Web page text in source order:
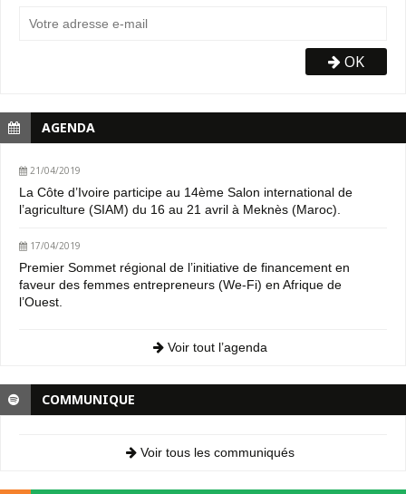
OK
AGENDA
21/04/2019
La Côte d’Ivoire participe au 14ème Salon international de
l’agriculture (SIAM) du 16 au 21 avril à Meknès (Maroc).
17/04/2019
Premier Sommet régional de l’initiative de financement en
faveur des femmes entrepreneurs (We-Fi) en Afrique de
l’Ouest.
Voir tout l’agenda
COMMUNIQUE
Voir tous les communiqués